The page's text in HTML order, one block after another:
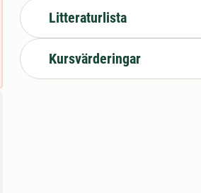
Litteraturlista
Kursvärderingar